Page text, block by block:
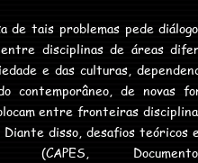
de tais problemas pede
entre disciplinas de áreas
e das culturas,
contemporâneo, de novas
entre fronteiras
Diante disso, desafios teóricos
(CAPES,